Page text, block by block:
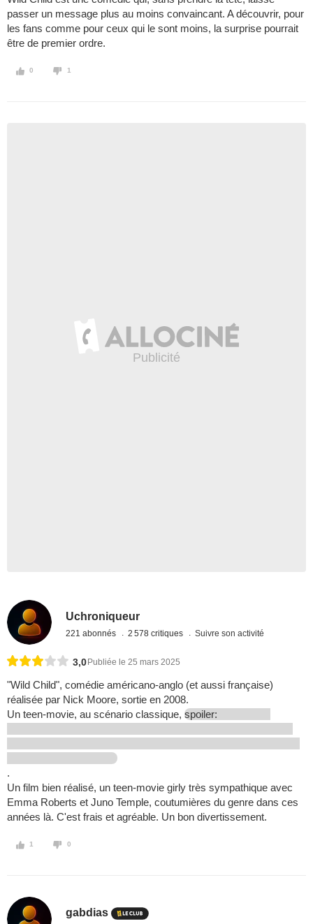
passer un message plus au moins convaincant. A découvrir, pour
les fans comme pour ceux qui le sont moins, la surprise pourrait
être de premier ordre.
0 1
Uchroniqueur
221 abonnés 2 578 critiques Suivre son activité
3,0 Publiée le 25 mars 2025
"Wild Child", comédie américano-anglo (et aussi française)
réalisée par Nick Moore, sortie en 2008.
Un teen-movie, au scénario classique, spoiler:
.
Un film bien réalisé, un teen-movie girly très sympathique avec
Emma Roberts et Juno Temple, coutumières du genre dans ces
années là. C'est frais et agréable. Un bon divertissement.
1 0
gabdias